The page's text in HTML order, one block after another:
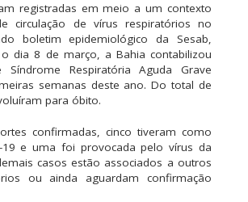
registradas em meio a um contexto
circulação de vírus respiratórios no
boletim epidemiológico da Sesab,
dia 8 de março, a Bahia contabilizou
Respiratória Aguda Grave
semanas deste ano. Do total de
para óbito.
confirmadas, cinco tiveram como
19 e uma foi provocada pelo vírus da
casos estão associados a outros
ou ainda aguardam confirmação